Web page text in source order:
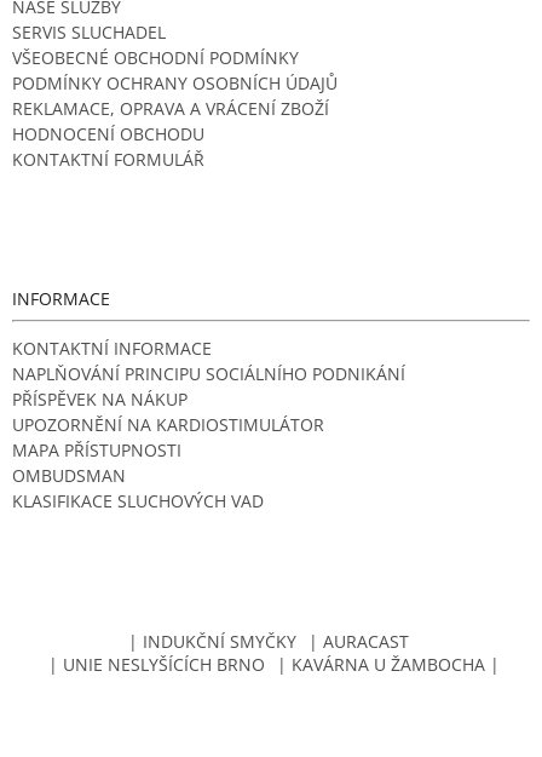
NAŠE SLUŽBY
SERVIS SLUCHADEL
VŠEOBECNÉ OBCHODNÍ PODMÍNKY
PODMÍNKY OCHRANY OSOBNÍCH ÚDAJŮ
REKLAMACE, OPRAVA A VRÁCENÍ ZBOŽÍ
HODNOCENÍ OBCHODU
KONTAKTNÍ FORMULÁŘ
INFORMACE
KONTAKTNÍ INFORMACE
NAPLŇOVÁNÍ PRINCIPU SOCIÁLNÍHO PODNIKÁNÍ
PŘÍSPĚVEK NA NÁKUP
UPOZORNĚNÍ NA KARDIOSTIMULÁTOR
MAPA PŘÍSTUPNOSTI
OMBUDSMAN
KLASIFIKACE SLUCHOVÝCH VAD
| INDUKČNÍ SMYČKY
| AURACAST
| UNIE NESLYŠÍCÍCH BRNO
| KAVÁRNA U ŽAMBOCHA |